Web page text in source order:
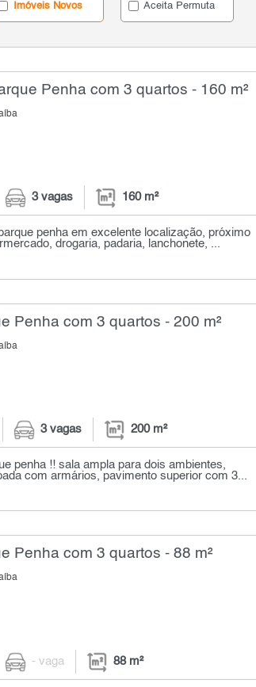
Imóveis Novos Aceita Permuta
Penha com 3 quartos - 160 m²
3 vagas 160 m²
penha em excelente localização, próximo
drogaria, padaria, lanchonete, ...
Penha com 3 quartos - 200 m²
3 vagas 200 m²
penha !! sala ampla para dois ambientes,
com armários, pavimento superior com 3...
Penha com 3 quartos - 88 m²
- vaga 88 m²